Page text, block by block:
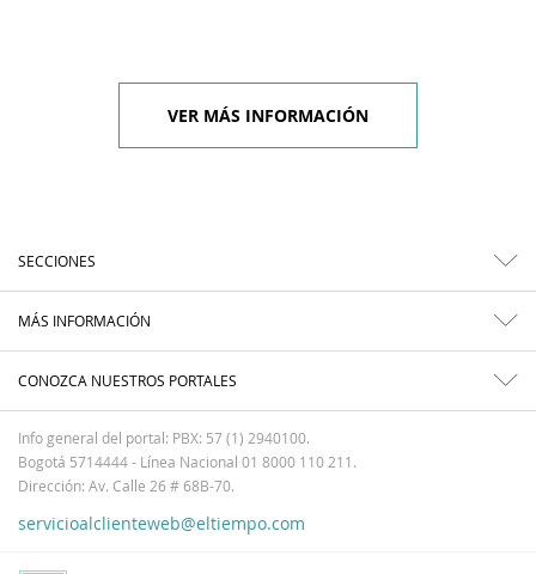
VER MÁS INFORMACIÓN
SECCIONES
MÁS INFORMACIÓN
CONOZCA NUESTROS PORTALES
Info general del portal: PBX: 57 (1) 2940100.
Bogotá 5714444 - Línea Nacional 01 8000 110 211.
Dirección: Av. Calle 26 # 68B-70.
servicioalclienteweb@eltiempo.com